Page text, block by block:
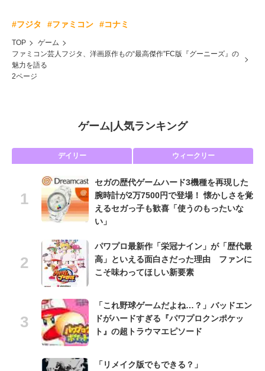
#フジタ #ファミコン #コナミ
TOP
ゲーム
ファミコン芸人フジタ、洋画原作もの“最高傑作”FC版『グーニーズ』の
魅力を語る
2ページ
ゲーム| 人気ランキング
デイリー ウィークリー
セガの歴代ゲームハード3機種を再現した
腕時計が2万7500円で登場！ 懐かしさを覚
えるセガっ子も歓喜「使うのもったいな
い」
パワプロ最新作「栄冠ナイン」が「歴代最
高」といえる面白さだった理由 ファンに
こそ味わってほしい新要素
「これ野球ゲームだよね…？」バッドエン
ドがハードすぎる『パワプロクンポケッ
ト』の超トラウマエピソード
「リメイク版でもできる？」